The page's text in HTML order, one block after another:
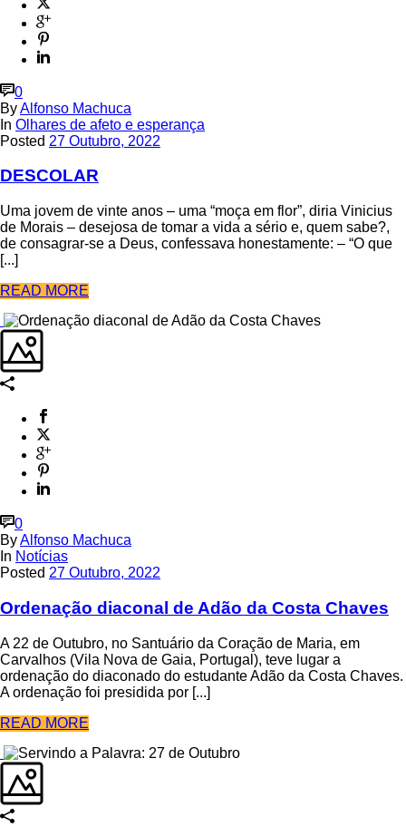
0
ByAlfonso Machuca
In Olhares de afeto e esperança
Posted 27 Outubro, 2022
DESCOLAR
Uma jovem de vinte anos – uma “moça em flor”, diria Vinicius
de Morais – desejosa de tomar a vida a sério e, quem sabe?,
de consagrar-se a Deus, confessava honestamente: – “O que
[...]
READ MORE
0
ByAlfonso Machuca
In Notícias
Posted 27 Outubro, 2022
Ordenação diaconal de Adão da Costa Chaves
A 22 de Outubro, no Santuário da Coração de Maria, em
Carvalhos (Vila Nova de Gaia, Portugal), teve lugar a
ordenação do diaconado do estudante Adão da Costa Chaves.
A ordenação foi presidida por [...]
READ MORE